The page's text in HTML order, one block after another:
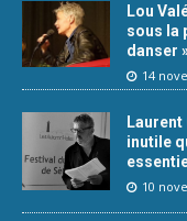
Lou
sous la
danser
14
Laurent
inutile
10